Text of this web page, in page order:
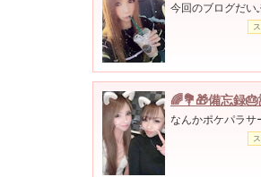
今回のブログだい
🌈💐🎁備忘録
なんかポケパラサ